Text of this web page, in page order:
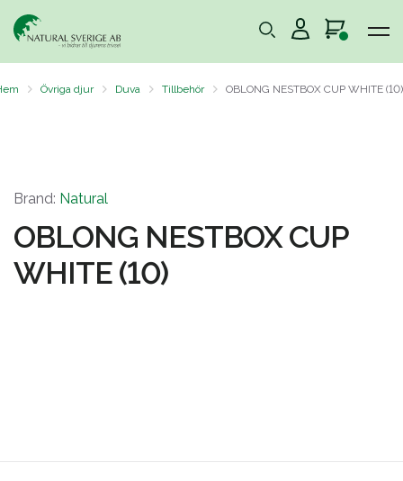
Övriga djur Duva Tillbehör OBLONG NESTBOX CUP WHITE (10)
Brand: Natural
OBLONG NESTBOX CUP
WHITE (10)